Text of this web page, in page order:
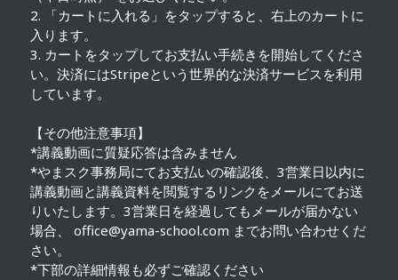
2. 「カートに入れる」をタップすると、右上のカートに
入ります。
3. カートをタップしてお支払い手続きを開始してくださ
い。決済にはStripeという世界的な決済サービスを利用
しています。
【その他注意事項】
*講義動画に質疑応答は含みません
*やまスク事務局にてお支払いの確認後、3営業日以内に
講義動画と講義資料を閲覧するリンクをメールにてお送
りいたします。3営業日を経過してもメールが届かない
場合、 office@yama-school.com までお問い合わせくだ
さい。
*下部の詳細情報も必ずご確認ください